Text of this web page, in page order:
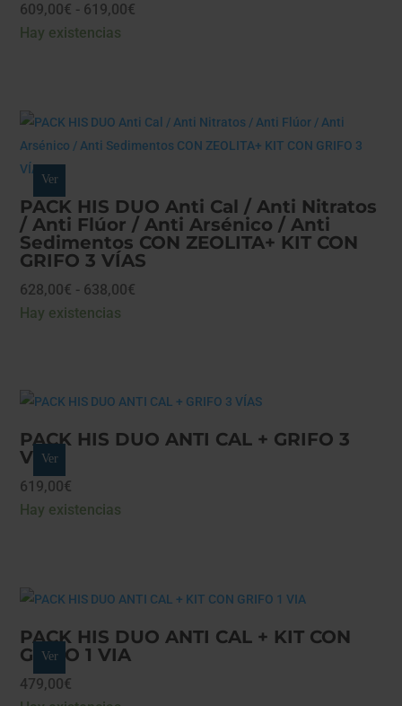
609,00€ - 619,00€
hasta
619,00€
Hay existencias
PACK HIS DUO Anti Cal / Anti Nitratos
/ Anti Flúor / Anti Arsénico / Anti
Sedimentos CON ZEOLITA+ KIT CON
GRIFO 3 VÍAS
628,00€ - 638,00€
hasta
Hay existencias
Ver
PACK HIS DUO ANTI CAL + GRIFO 3
VÍAS
619,00€
Hay existencias
Ver
PACK HIS DUO ANTI CAL + KIT CON
GRIFO 1 VIA
479,00€
Ver